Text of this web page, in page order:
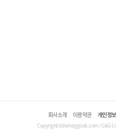
회사소개 이용약관 개인정
Copyright©domeggook.com / G&G